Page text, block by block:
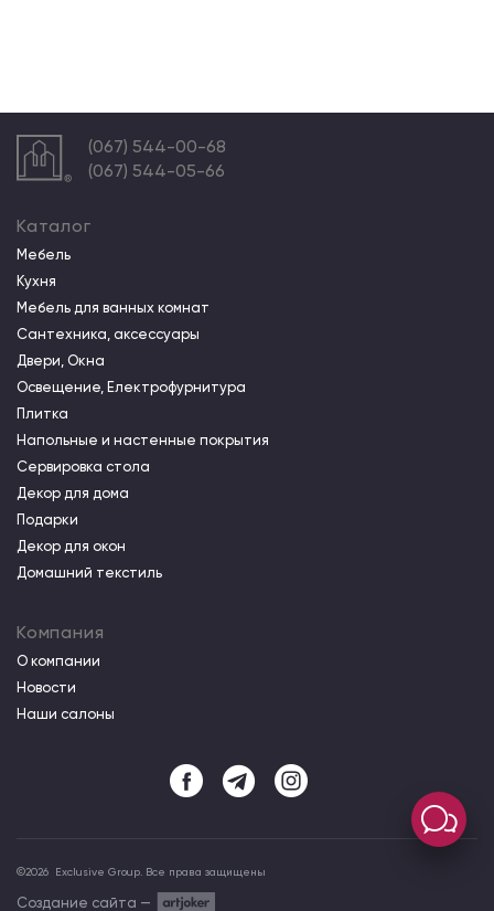
(067) 544-00-68
(067) 544-05-66
Каталог
Мебель
Кухня
Мебель для ванных комнат
Сантехника, аксессуары
Двери, Окна
Освещение, Електрофурнитура
Плитка
Напольные и настенные покрытия
Сервировка стола
Декор для дома
Подарки
Декор для окон
Домашний текстиль
Компания
О компании
Новости
Наши салоны
©2026 Exclusive Group. Все права защищены
Создание сайта —